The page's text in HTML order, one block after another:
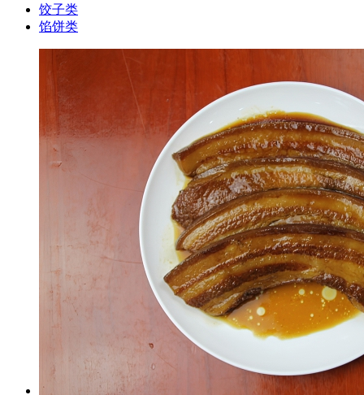
饺子类
馅饼类